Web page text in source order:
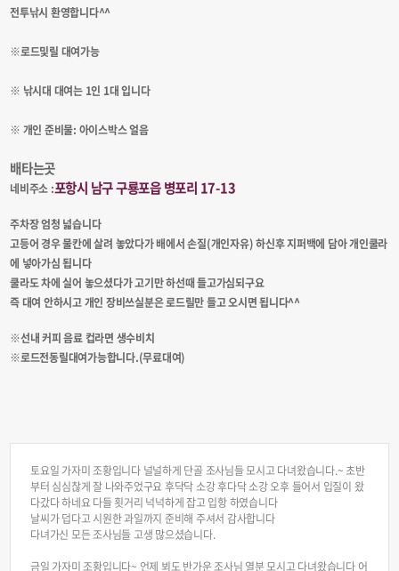
전투낚시 환영합니다^^
※로드및릴 대여가능
※ 낚시대 대여는 1인 1대 입니다
※ 개인 준비물: 아이스박스 얼음
배타는곳
네비주소 :포항시 남구 구룡포읍 병포리 17-13
주차장 엄청 넓습니다
고등어 경우 물칸에 살려 놓았다가 배에서 손질(개인자유) 하신후 지퍼백에 담아 개인쿨라
에 넣아가심 됩니다
쿨라도 차에 실어 놓으셨다가 고기만 하선때 들고가심되구요
즉 대여 안하시고 개인 장비쓰실분은 로드릴만 들고 오시면 됩니다^^
※선내 커피 음료 컵라면 생수비치
※로드전동릴대여가능합니다.(무료대여)
토요일 가자미 조황입니다 널널하게 단골 조사님들 모시고 다녀왔습니다.~ 초반
부터 심심찮게 잘 나와주었구요 후닥닥 소강 후다닥 소강 오후 들어서 입질이 왔
다갔다 하네요 다들 횟거리 넉넉하게 잡고 입항 하였습니다
날씨가 덥다고 시원한 과일까지 준비해 주셔서 감사합니다
다녀가신 모든 조사님들 고생 많으셨습니다.
금일 가자미 조황입니다~ 언제 뵈도 반가운 조사님 열분 모시고 다녀왔습니다 어